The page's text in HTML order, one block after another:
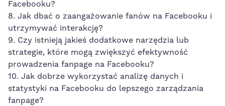
Facebooku?
8. Jak dbać o zaangażowanie fanów na Facebooku i
utrzymywać interakcję?
9. Czy istnieją jakieś ​dodatkowe narzędzia lub
strategie, które⁤ mogą zwiększyć efektywność
prowadzenia fanpage ⁤na Facebooku?
10. ‍Jak⁣ dobrze wykorzystać analizę danych i
statystyki na Facebooku do lepszego zarządzania
fanpage?